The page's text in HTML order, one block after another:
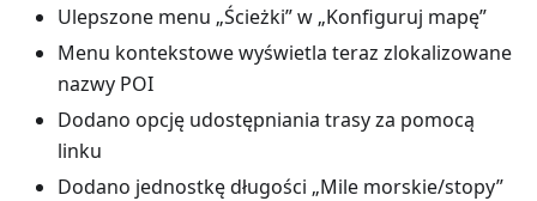
Ulepszone menu „Ścieżki” w „Konfiguruj mapę”
Menu kontekstowe wyświetla teraz zlokalizowane
nazwy POI
Dodano opcję udostępniania trasy za pomocą
linku
Dodano jednostkę długości „Mile morskie/stopy”